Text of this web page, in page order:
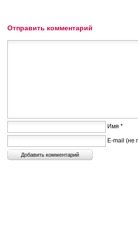
Отправить комментарий
Имя *
E-mail (не